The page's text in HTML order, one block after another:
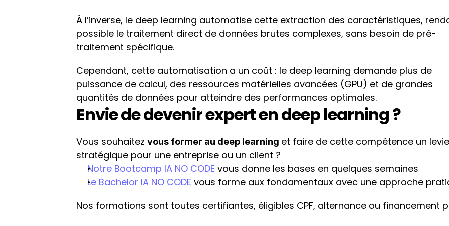
À l’inverse, le deep learning automatise cette extraction des caractéristiques,
possible le traitement direct de données brutes complexes, sans besoin de pré-
traitement spécifique.
Cependant, cette automatisation a un coût : le deep learning demande plus de
puissance de calcul, des ressources matérielles avancées (GPU) et de grandes
quantités de données pour atteindre des performances optimales.
Envie de devenir expert en deep learning ?
Vous souhaitez vous former au deep learning et faire de cette compétence un
stratégique pour une entreprise ou un client ?
Notre Bootcamp IA NO CODE vous donne les bases en quelques semaines
Le Bachelor IA NO CODE vous forme aux fondamentaux avec une approche
Nos formations sont toutes certifiantes, éligibles CPF, alternance ou financement